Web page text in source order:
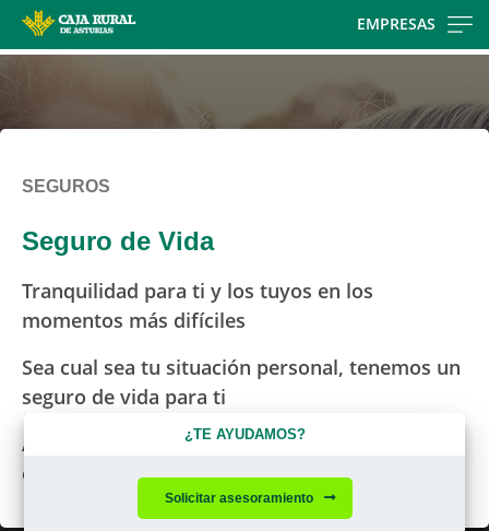
contentt
EMPRESAS
SEGUROS
Seguro de Vida
Tranquilidad para ti y los tuyos en los
momentos más difíciles
Sea cual sea tu situación personal, tenemos un
seguro de vida para ti
Amplias coberturas en caso de hospitalización
o inmovilización
¿TE AYUDAMOS?
Solicitar asesoramiento